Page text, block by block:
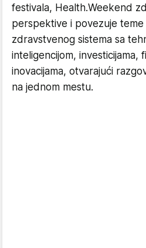
festivala, Health.Weekend
perspektive i povezuje teme
zdravstvenog sistema sa
inteligencijom, investicijama,
inovacijama, otvarajući
na jednom mestu.